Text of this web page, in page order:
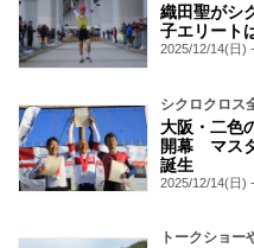
織田聖がシ
子エリート
2025/12/14(日)
シクロクロス
大阪・二色
開幕 マス
誕生
2025/12/14(日)
トークショ